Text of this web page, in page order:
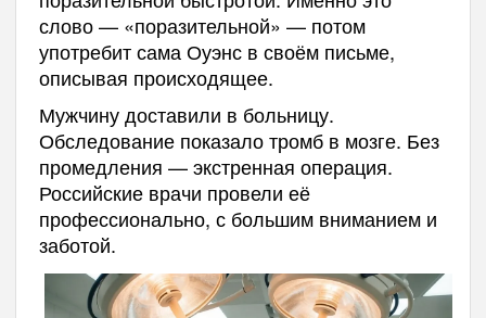
слово — «поразительной» — потом
употребит сама Оуэнс в своём письме,
описывая происходящее.
Мужчину доставили в больницу.
Обследование показало тромб в мозге. Без
промедления — экстренная операция.
Российские врачи провели её
профессионально, с большим вниманием и
заботой.